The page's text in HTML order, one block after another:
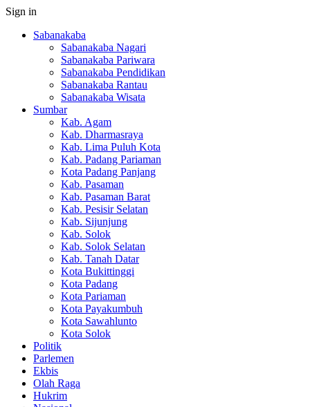
Sign in
Sabanakaba
Sabanakaba Nagari
Sabanakaba Pariwara
Sabanakaba Pendidikan
Sabanakaba Rantau
Sabanakaba Wisata
Sumbar
Kab. Agam
Kab. Dharmasraya
Kab. Lima Puluh Kota
Kab. Padang Pariaman
Kota Padang Panjang
Kab. Pasaman
Kab. Pasaman Barat
Kab. Pesisir Selatan
Kab. Sijunjung
Kab. Solok
Kab. Solok Selatan
Kab. Tanah Datar
Kota Bukittinggi
Kota Padang
Kota Pariaman
Kota Payakumbuh
Kota Sawahlunto
Kota Solok
Politik
Parlemen
Ekbis
Olah Raga
Hukrim